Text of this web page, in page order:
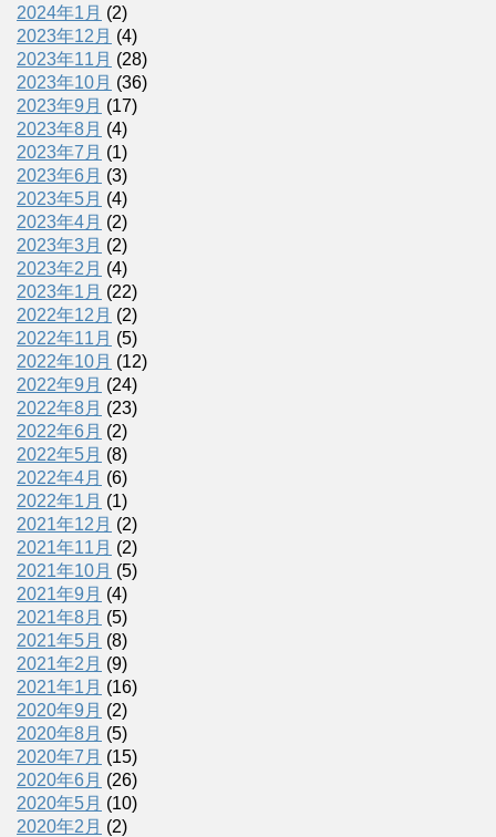
2024年1月 (2)
2023年12月 (4)
2023年11月 (28)
2023年10月 (36)
2023年9月 (17)
2023年8月 (4)
2023年7月 (1)
2023年6月 (3)
2023年5月 (4)
2023年4月 (2)
2023年3月 (2)
2023年2月 (4)
2023年1月 (22)
2022年12月 (2)
2022年11月 (5)
2022年10月 (12)
2022年9月 (24)
2022年8月 (23)
2022年6月 (2)
2022年5月 (8)
2022年4月 (6)
2022年1月 (1)
2021年12月 (2)
2021年11月 (2)
2021年10月 (5)
2021年9月 (4)
2021年8月 (5)
2021年5月 (8)
2021年2月 (9)
2021年1月 (16)
2020年9月 (2)
2020年8月 (5)
2020年7月 (15)
2020年6月 (26)
2020年5月 (10)
2020年2月 (2)